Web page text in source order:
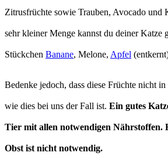
Zitrusfrüchte sowie Trauben, Avocado und
sehr kleiner Menge kannst du deiner Katze
Stückchen Banane, Melone, Apfel
Bedenke jedoch, dass diese Früchte nicht
wie dies bei uns der Fall ist. Ein gutes
Tier mit allen notwendigen Nährstoffen.
Obst ist nicht notwendig.